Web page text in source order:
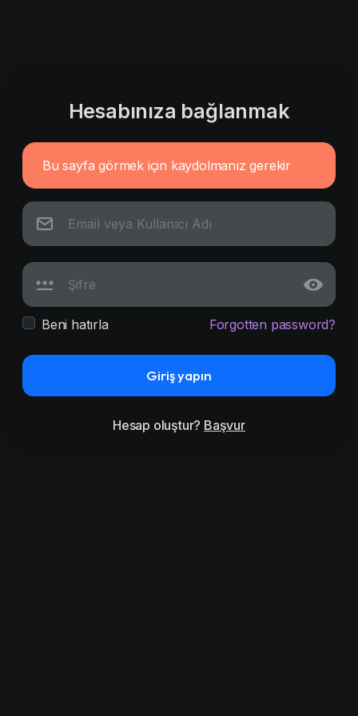
Hesabınıza bağlanmak
Bu sayfa görmek için kaydolmanız gerekir
Beni hatırla Forgotten password?
Giriş yapın
Hesap oluştur? Başvur